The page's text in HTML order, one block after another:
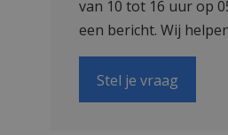
van 10 tot 16 uur op
een bericht. Wij
Stel je vraag